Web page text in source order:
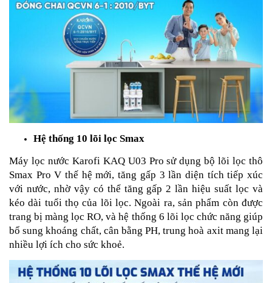
Hệ thống 10 lõi lọc Smax
Máy lọc nước Karofi KAQ U03 Pro sử dụng bộ lõi lọc thô
Smax Pro V thế hệ mới, tăng gấp 3 lần diện tích tiếp xúc
với nước, nhờ vậy có thể tăng gấp 2 lần hiệu suất lọc và
kéo dài tuổi thọ của lõi lọc. Ngoài ra, sản phẩm còn được
trang bị màng lọc RO, và hệ thống 6 lõi lọc chức năng giúp
bổ sung khoáng chất, cân bằng PH, trung hoà axit mang lại
nhiều lợi ích cho sức khoẻ.